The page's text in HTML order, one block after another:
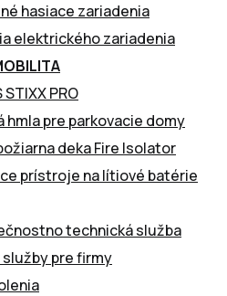
hasiace zariadenia
elektrického zariadenia
STIXX PRO
hmla pre parkovacie domy
deka Fire Isolator
prístroje na lítiové batérie
technická služba
služby pre firmy